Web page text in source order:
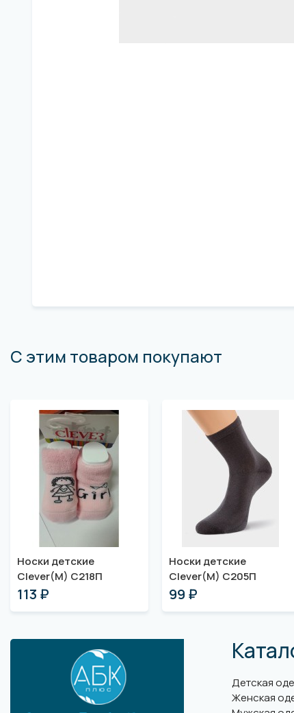
С этим товаром покупают
Носки детские
Clever(M) С218П
113 ₽
Носки детские
Clever(M) С205П
99 ₽
Детская
Женская